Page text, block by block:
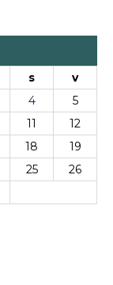
s
v
4
5
11
12
18
19
25
26